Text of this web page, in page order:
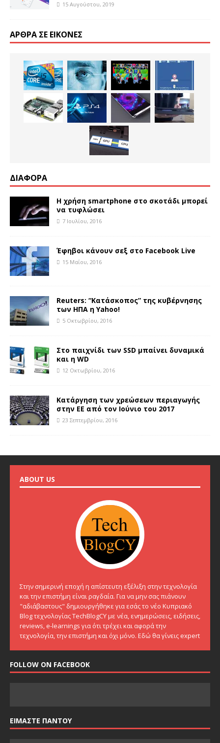
15 Αυγούστου, 2019
ΆΡΘΡΑ ΣΕ ΕΙΚΌΝΕΣ
ΔΙΑΦΟΡΑ
Η χρήση smartphone στο σκοτάδι μπορεί
να τυφλώσει
7 Ιουλίου, 2016
Έφηβοι κάνουν σεξ στο Facebook Live
15 Μαΐου, 2016
Reuters: “Κατάσκοπος” της κυβέρνησης
των ΗΠΑ η Yahoo!
5 Οκτωβρίου, 2016
Στο παιχνίδι των SSD μπαίνει δυναμικά
και η WD
12 Οκτωβρίου, 2016
Kατάργηση των χρεώσεων περιαγωγής
στην ΕΕ από τον Ιούνιο του 2017
23 Σεπτεμβρίου, 2016
ABOUT US
Στην σημερινή εποχή η απίστευτη εξέλιξη στην τεχνολογία
και την επιστήμη είναι ραγδαία. Για να μην σας πιάνουν
"αδιάβαστους" δημιουργήθηκε για εσάς το νέο Κυπριακό
Blog τεχνολογίας TechBlogCY με νέα, ενημερώσεις, ειδήσεις,
reviews, e-learnings για ότι τρέχει και αφορά την
τεχνολογία, την επιστήμη και όχι μόνο. Εδώ θα γίνεις expert
FOLLOW ON FACEBOOK
ΕΙΜΑΣΤΕ ΠΑΝΤΟΥ